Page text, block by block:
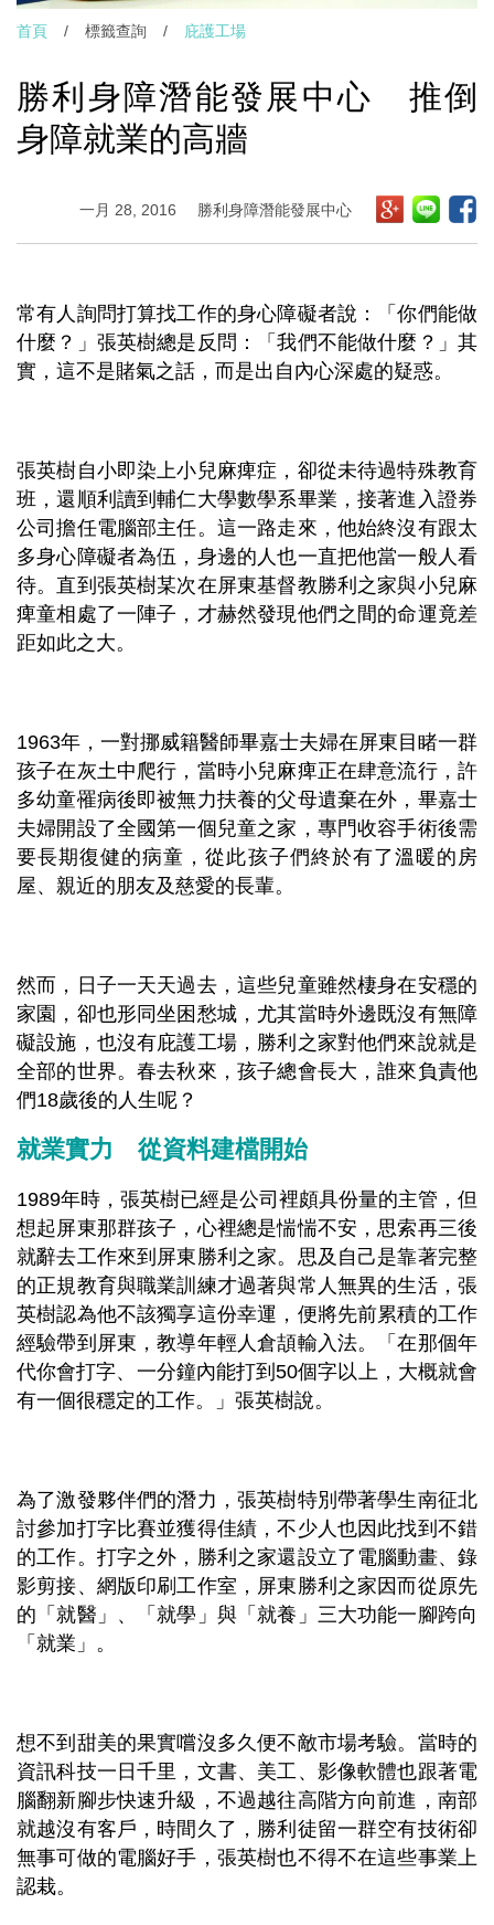
首頁 / 標籤查詢 / 庇護工場
勝利身障潛能發展中心 推倒
身障就業的高牆
一月 28, 2016 勝利身障潛能發展中心
常有人詢問打算找工作的身心障礙者說：「你們能做
什麼？」張英樹總是反問：「我們不能做什麼？」其
實，這不是賭氣之話，而是出自內心深處的疑惑。
張英樹自小即染上小兒麻痺症，卻從未待過特殊教育
班，還順利讀到輔仁大學數學系畢業，接著進入證券
公司擔任電腦部主任。這一路走來，他始終沒有跟太
多身心障礙者為伍，身邊的人也一直把他當一般人看
待。直到張英樹某次在屏東基督教勝利之家與小兒麻
痺童相處了一陣子，才赫然發現他們之間的命運竟差
距如此之大。
1963年，一對挪威籍醫師畢嘉士夫婦在屏東目睹一群
孩子在灰土中爬行，當時小兒麻痺正在肆意流行，許
多幼童罹病後即被無力扶養的父母遺棄在外，畢嘉士
夫婦開設了全國第一個兒童之家，專門收容手術後需
要長期復健的病童，從此孩子們終於有了溫暖的房
屋、親近的朋友及慈愛的長輩。
然而，日子一天天過去，這些兒童雖然棲身在安穩的
家園，卻也形同坐困愁城，尤其當時外邊既沒有無障
礙設施，也沒有庇護工場，勝利之家對他們來說就是
全部的世界。春去秋來，孩子總會長大，誰來負責他
們18歲後的人生呢？
就業實力 從資料建檔開始
1989年時，張英樹已經是公司裡頗具份量的主管，但
想起屏東那群孩子，心裡總是惴惴不安，思索再三後
就辭去工作來到屏東勝利之家。思及自己是靠著完整
的正規教育與職業訓練才過著與常人無異的生活，張
英樹認為他不該獨享這份幸運，便將先前累積的工作
經驗帶到屏東，教導年輕人倉頡輸入法。「在那個年
代你會打字、一分鐘內能打到50個字以上，大概就會
有一個很穩定的工作。」張英樹說。
為了激發夥伴們的潛力，張英樹特別帶著學生南征北
討參加打字比賽並獲得佳績，不少人也因此找到不錯
的工作。打字之外，勝利之家還設立了電腦動畫、錄
影剪接、網版印刷工作室，屏東勝利之家因而從原先
的「就醫」、「就學」與「就養」三大功能一腳跨向
「就業」。
想不到甜美的果實嚐沒多久便不敵市場考驗。當時的
資訊科技一日千里，文書、美工、影像軟體也跟著電
腦翻新腳步快速升級，不過越往高階方向前進，南部
就越沒有客戶，時間久了，勝利徒留一群空有技術卻
無事可做的電腦好手，張英樹也不得不在這些事業上
認栽。